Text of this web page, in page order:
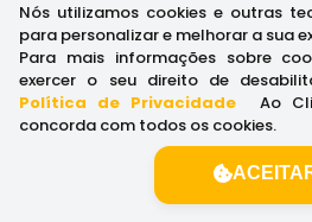
Nós utilizamos cookies e outras
para personalizar e melhorar a sua
Para mais informações sobre
exercer o seu direito de
Política de Privacidade.
Ao
concorda com todos os cookies.